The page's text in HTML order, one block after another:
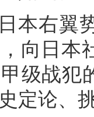
本右翼
向日本
级战犯
定论、